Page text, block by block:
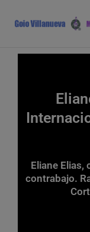
contenido
Eliane Elias,
contrabajo.